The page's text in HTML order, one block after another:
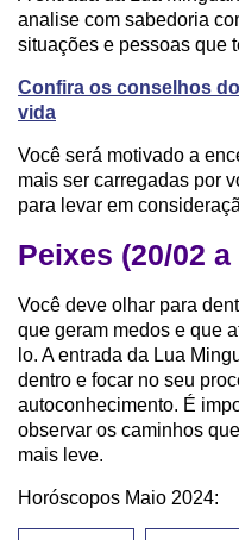
analise com sabedoria
situações e pessoas que
Confira os conselhos
vida
Você será motivado a
mais ser carregadas por
para levar em
Peixes (20/02 a
Você deve olhar para
que geram medos e que
lo. A entrada da Lua
dentro e focar no seu
autoconhecimento. É
observar os caminhos
mais leve.
Horóscopos Maio 2024: